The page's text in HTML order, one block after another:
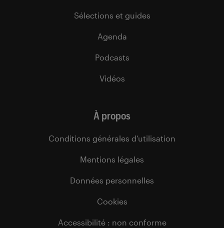
Sélections et guides
Agenda
Podcasts
Vidéos
À propos
Conditions générales d’utilisation
Mentions légales
Données personnelles
Cookies
Accessibilité : non conforme